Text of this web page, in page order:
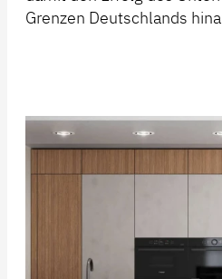
Grenzen Deutschlands